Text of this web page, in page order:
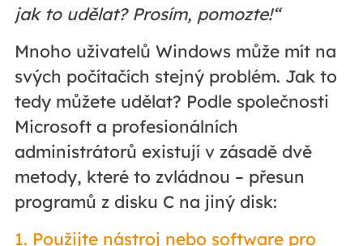
jak to udělat? Prosím, pomozte!“
Mnoho uživatelů Windows může mít na
svých počítačích stejný problém. Jak to
tedy můžete udělat? Podle společnosti
Microsoft a profesionálních
administrátorů existují v zásadě dvě
metody, které to zvládnou – přesun
programů z disku C na jiný disk:
1. Použijte nástroj nebo software pro